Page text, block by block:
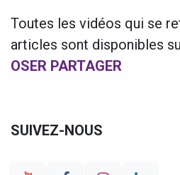
Toutes les vidéos qui se
articles sont disponibles
OSER PARTAGER
SUIVEZ-NOUS